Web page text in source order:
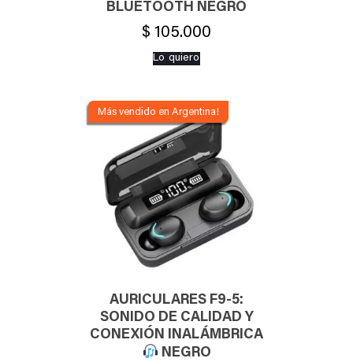
BLUETOOTH NEGRO
$ 105.000
Lo quiero
AURICULARES F9-5:
SONIDO DE CALIDAD Y
CONEXIÓN INALÁMBRICA
NEGRO